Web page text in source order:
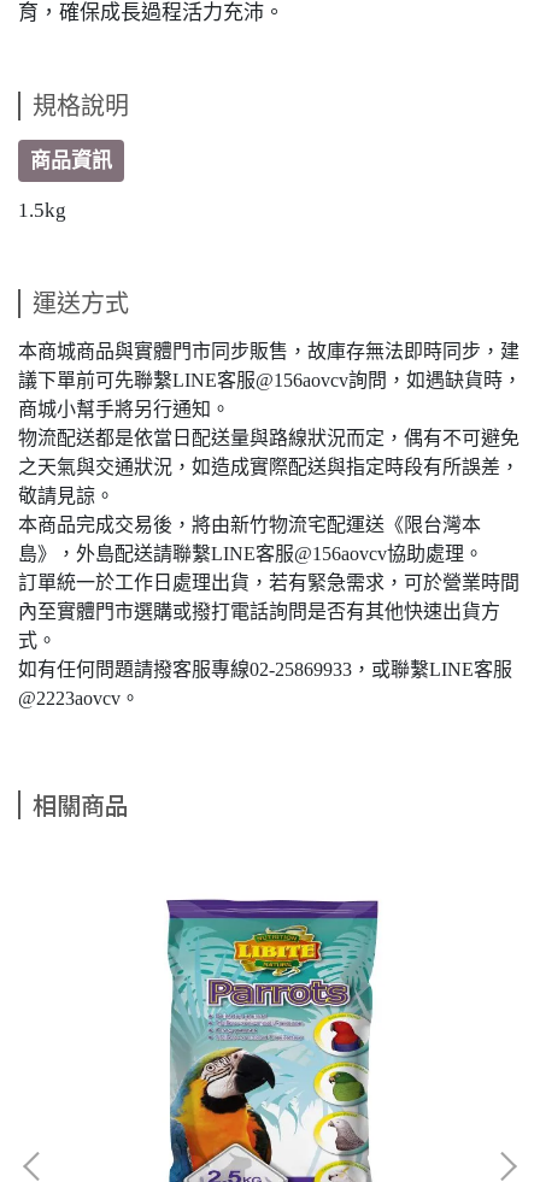
育，確保成長過程活力充沛。
規格說明
商品資訊
1.5kg
運送方式
本商城商品與實體門市同步販售，故庫存無法即時同步，建
議下單前可先聯繫LINE客服@156aovcv詢問，如遇缺貨時，
商城小幫手將另行通知。
物流配送都是依當日配送量與路線狀況而定，偶有不可避免
之天氣與交通狀況，如造成實際配送與指定時段有所誤差，
敬請見諒。
本商品完成交易後，將由新竹物流宅配運送《限台灣本
島》，外島配送請聯繫LINE客服@156aovcv協助處理。
訂單統一於工作日處理出貨，若有緊急需求，可於營業時間
內至實體門市選購或撥打電話詢問是否有其他快速出貨方
式。
如有任何問題請撥客服專線02-25869933，或聯繫LINE客服
@2223aovcv。
相關商品